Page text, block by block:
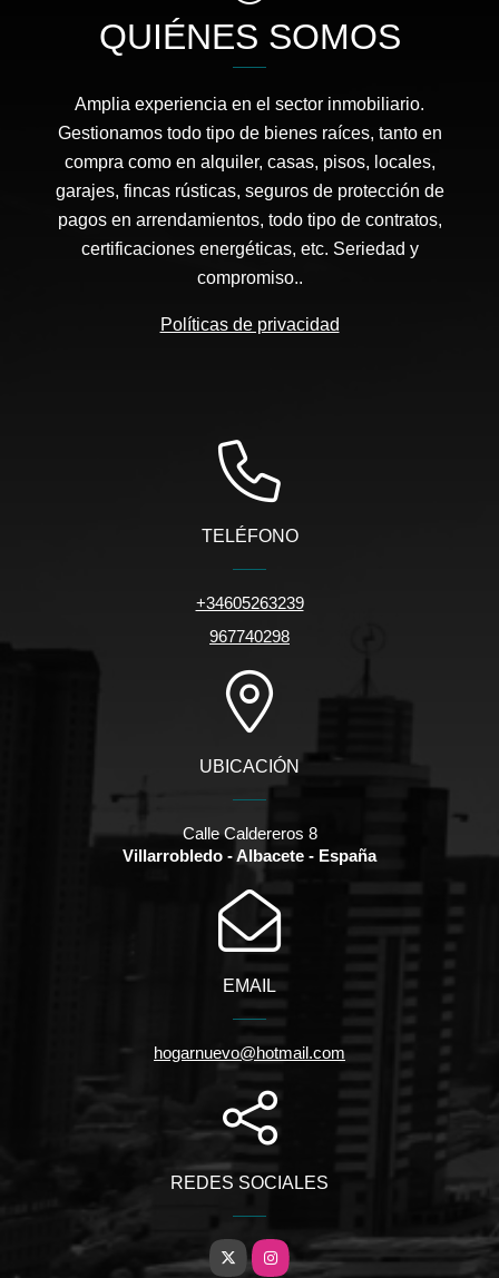
QUIÉNES SOMOS
Amplia experiencia en el sector inmobiliario.
Gestionamos todo tipo de bienes raíces, tanto en
compra como en alquiler, casas, pisos, locales,
garajes, fincas rústicas, seguros de protección de
pagos en arrendamientos, todo tipo de contratos,
certificaciones energéticas, etc. Seriedad y
compromiso..
Políticas de privacidad
TELÉFONO
+34605263239
967740298
UBICACIÓN
Calle Caldereros 8
Villarrobledo - Albacete - España
EMAIL
hogarnuevo@hotmail.com
REDES SOCIALES
X Instagram